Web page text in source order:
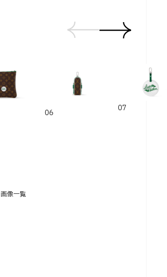
06 07
画像一覧